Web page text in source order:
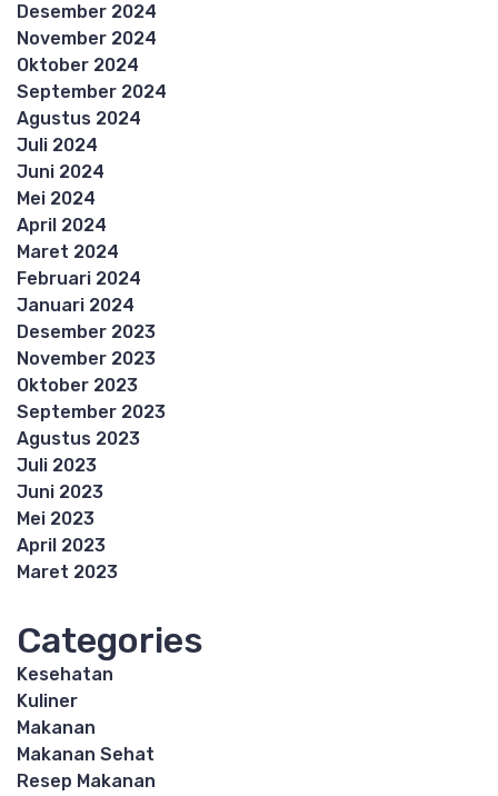
Desember 2024
November 2024
Oktober 2024
September 2024
Agustus 2024
Juli 2024
Juni 2024
Mei 2024
April 2024
Maret 2024
Februari 2024
Januari 2024
Desember 2023
November 2023
Oktober 2023
September 2023
Agustus 2023
Juli 2023
Juni 2023
Mei 2023
April 2023
Maret 2023
Categories
Kesehatan
Kuliner
Makanan
Makanan Sehat
Resep Makanan